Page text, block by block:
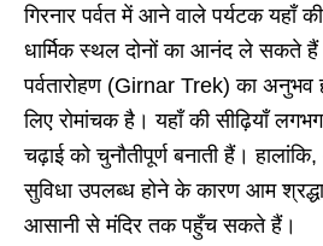
गिरनार पर्वत में आने वाले पर्यटक यहाँ
धार्मिक स्थल दोनों का आनंद ले सकते हैं।
पर्वतारोहण (Girnar Trek) का अनुभव
लिए रोमांचक है। यहाँ की सीढ़ियाँ
चढ़ाई को चुनौतीपूर्ण बनाती हैं।
सुविधा उपलब्ध होने के कारण आम
आसानी से मंदिर तक पहुँच सकते हैं।